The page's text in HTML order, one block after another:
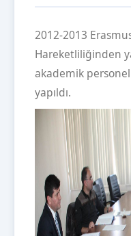
2012-2013
Hareketliliğinden
akademik
yapıldı.